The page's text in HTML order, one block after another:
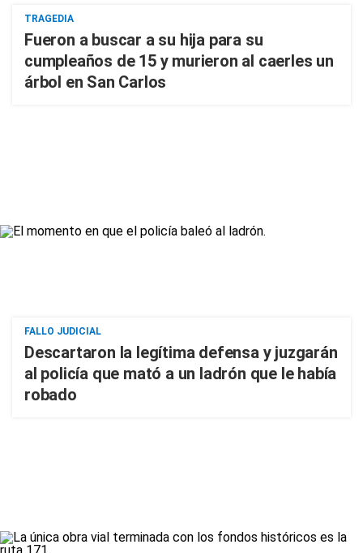
TRAGEDIA
Fueron a buscar a su hija para su
cumpleaños de 15 y murieron al caerles un
árbol en San Carlos
FALLO JUDICIAL
Descartaron la legítima defensa y juzgarán
al policía que mató a un ladrón que le había
robado